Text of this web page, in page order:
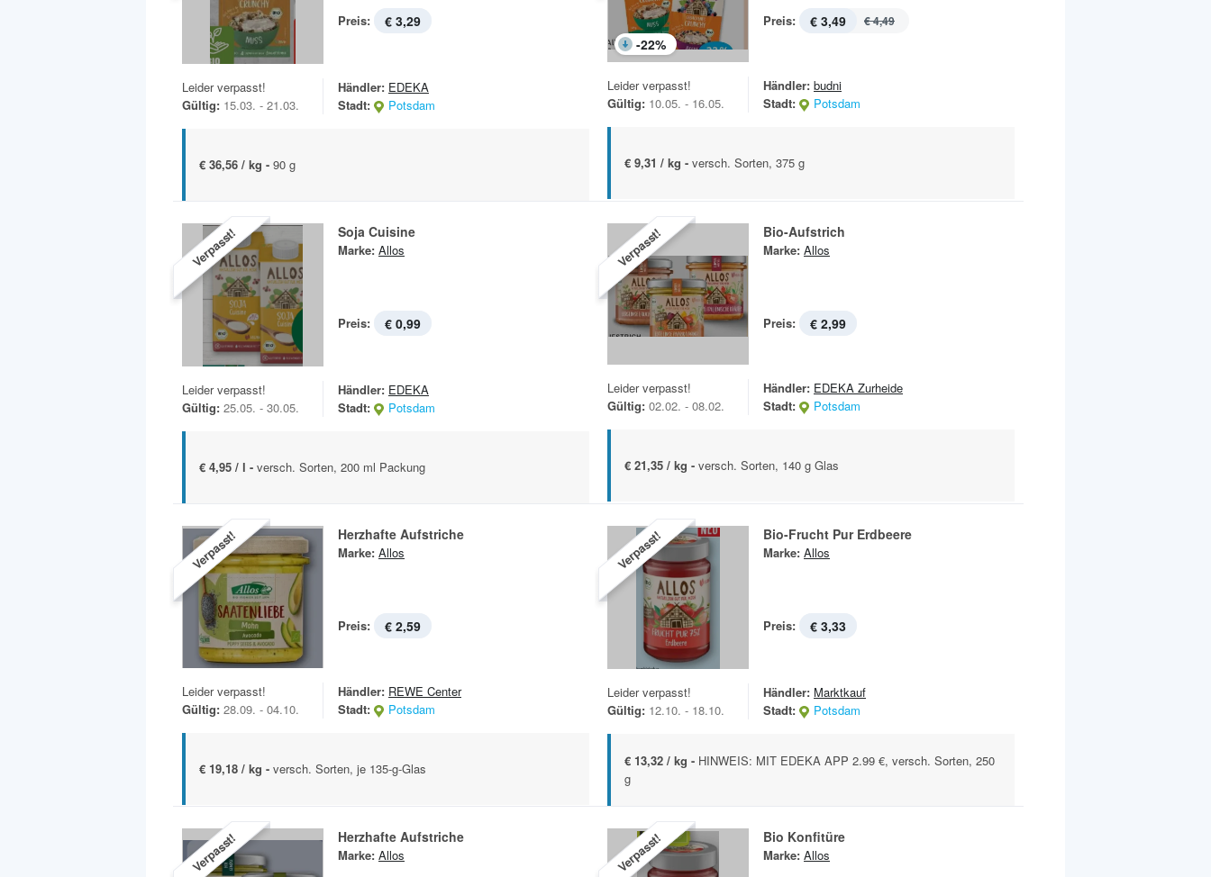
Preis: € 3,29
Leider verpasst!
Gültig: 15.03. - 21.03.
Händler: EDEKA
Stadt:
Potsdam
€ 36,56 / kg - 90 g
-22%
Preis: € 3,49 € 4,49
Leider verpasst!
Gültig: 10.05. - 16.05.
Händler: budni
Stadt:
Potsdam
€ 9,31 / kg - versch. Sorten, 375 g
Verpasst! Soja Cuisine
Marke: Allos
Preis: € 0,99
Leider verpasst!
Gültig: 25.05. - 30.05.
Händler: EDEKA
Stadt:
Potsdam
€ 4,95 / l - versch. Sorten, 200 ml Packung
Verpasst! Bio-Aufstrich
Marke: Allos
Preis: € 2,99
Leider verpasst!
Gültig: 02.02. - 08.02.
Händler: EDEKA Zurheide
Stadt:
Potsdam
€ 21,35 / kg - versch. Sorten, 140 g Glas
Verpasst! Herzhafte Aufstriche
Marke: Allos
Preis: € 2,59
Leider verpasst!
Gültig: 28.09. - 04.10.
Händler: REWE Center
Stadt:
Potsdam
€ 19,18 / kg - versch. Sorten, je 135-g-Glas
Verpasst! Bio-Frucht Pur Erdbeere
Marke: Allos
Preis: € 3,33
Leider verpasst!
Gültig: 12.10. - 18.10.
Händler: Marktkauf
Stadt:
Potsdam
€ 13,32 / kg - HINWEIS: MIT EDEKA APP 2.99 €, versch. Sorten, 250
g
Verpasst! Herzhafte Aufstriche
Marke: Allos Verpasst! Bio Konfitüre
Marke: Allos